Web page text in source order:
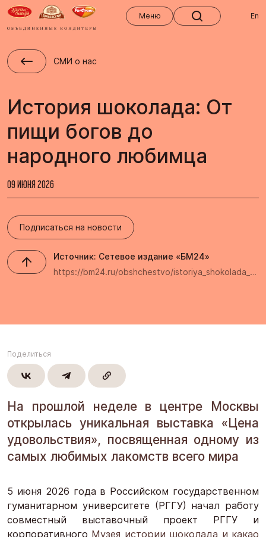
Меню
En
СМИ о нас
История шоколада: От
пищи богов до
народного любимца
09 ИЮНЯ 2026
Подписаться на новости
Источник: Сетевое издание «БМ24»
https://bm24.ru/obshchestvo/istoriya_shokolada_ot_pishchi_bogov_do_narodnogo_lyubimtsa/
Поделиться
На прошлой неделе в центре Москвы
открылась уникальная выставка «Цена
удовольствия», посвященная одному из
самых любимых лакомств всего мира
5 июня 2026 года в Российском государственном
гуманитарном университете (РГГУ) начал работу
совместный выставочный проект РГГУ и
корпоративного Музея истории шоколада и какао